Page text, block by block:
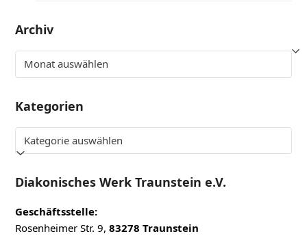
Archiv
Archiv
Kategorien
Kategorien
Diakonisches Werk Traunstein e.V.
Geschäftsstelle:
Rosenheimer Str. 9,83278 Traunstein